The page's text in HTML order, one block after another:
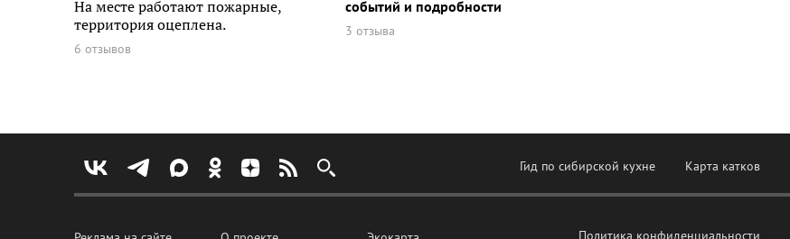
На месте работают пожарные,
территория оцеплена.
6 отзывов
событий и подробности
3 отзыва
Гид по сибирской кухне Карта катков
Политика конфиденциальности